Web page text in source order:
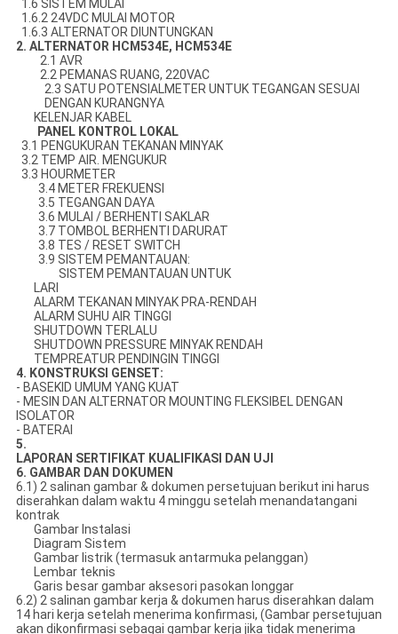
1.6 SISTEM MULAI
1.6.2 24VDC MULAI MOTOR
1.6.3 ALTERNATOR DIUNTUNGKAN
2. ALTERNATOR HCM534E, HCM534E
2.1 AVR
2.2 PEMANAS RUANG, 220VAC
2.3 SATU POTENSIALMETER UNTUK TEGANGAN SESUAI
DENGAN KURANGNYA
KELENJAR KABEL
PANEL KONTROL LOKAL
3.1 PENGUKURAN TEKANAN MINYAK
3.2 TEMP AIR. MENGUKUR
3.3 HOURMETER
3.4 METER FREKUENSI
3.5 TEGANGAN DAYA
3.6 MULAI / BERHENTI SAKLAR
3.7 TOMBOL BERHENTI DARURAT
3.8 TES / RESET SWITCH
3.9 SISTEM PEMANTAUAN:
SISTEM PEMANTAUAN UNTUK
LARI
ALARM TEKANAN MINYAK PRA-RENDAH
ALARM SUHU AIR TINGGI
SHUTDOWN TERLALU
SHUTDOWN PRESSURE MINYAK RENDAH
TEMPREATUR PENDINGIN TINGGI
4. KONSTRUKSI GENSET:
- BASEKID UMUM YANG KUAT
- MESIN DAN ALTERNATOR MOUNTING FLEKSIBEL DENGAN
ISOLATOR
- BATERAI
5.
LAPORAN SERTIFIKAT KUALIFIKASI DAN UJI
6. GAMBAR DAN DOKUMEN
6.1) 2 salinan gambar & dokumen persetujuan berikut ini harus
diserahkan dalam waktu 4 minggu setelah menandatangani
kontrak
Gambar Instalasi
Diagram Sistem
Gambar listrik (termasuk antarmuka pelanggan)
Lembar teknis
Garis besar gambar aksesori pasokan longgar
6.2) 2 salinan gambar kerja & dokumen harus diserahkan dalam
14 hari kerja setelah menerima konfirmasi, (Gambar persetujuan
akan dikonfirmasi sebagai gambar kerja jika tidak menerima